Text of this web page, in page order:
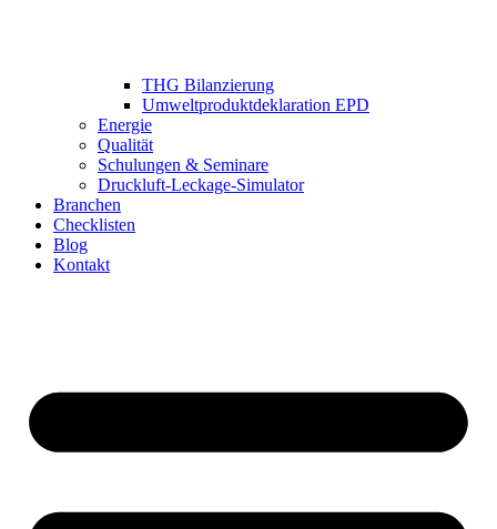
THG Bilanzierung
Umweltproduktdeklaration EPD
Energie
Qualität
Schulungen & Seminare
Druckluft-Leckage-Simulator
Branchen
Checklisten
Blog
Kontakt